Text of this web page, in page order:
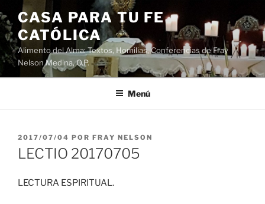
Saltar
al
contenido
CASA PARA TU FE
CATÓLICA
Alimento del Alma: Textos, Homilias, Conferencias de Fray
Nelson Medina, O.P.
Menú
PUBLICADO
EL
2017/07/04 POR FRAY NELSON
LECTIO 20170705
LECTURA ESPIRITUAL.